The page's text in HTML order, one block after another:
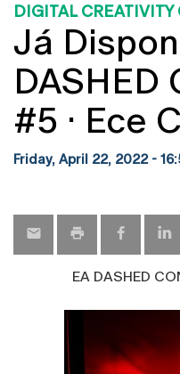
DIGITAL CREATIVITY
Já
DASHED
#5 · Ece
Friday, April 22, 2022 -
EA DASHED